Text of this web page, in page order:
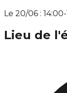
Le 20/06 :
Lieu de